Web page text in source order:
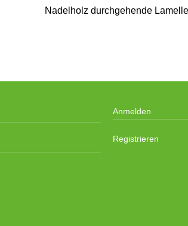
Nadelholz durchgehende
Anmelden
Registrieren